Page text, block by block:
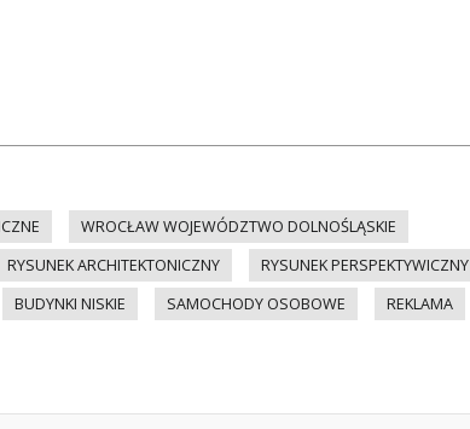
WROCŁAW WOJEWÓDZTWO DOLNOŚLĄSKIE
RYSUNEK ARCHITEKTONICZNY RYSUNEK PERSPEKTYWICZNY
BUDYNKI NISKIE SAMOCHODY OSOBOWE
REKLAMA